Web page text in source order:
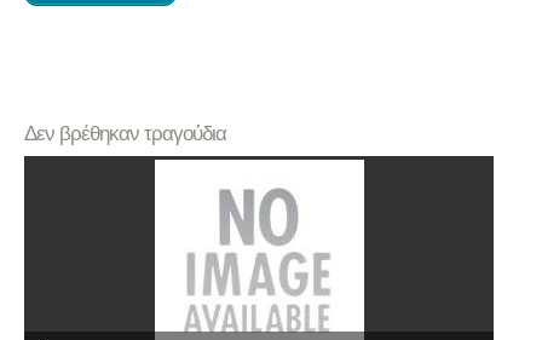
Δεν βρέθηκαν τραγούδια